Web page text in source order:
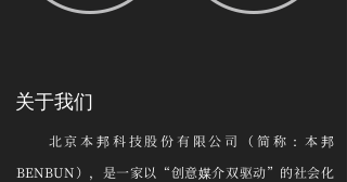
关于我们
北京本邦科技股份有限公司（简称：本邦
BENBUN）， 是一家以“创意媒介双驱动”的社会化